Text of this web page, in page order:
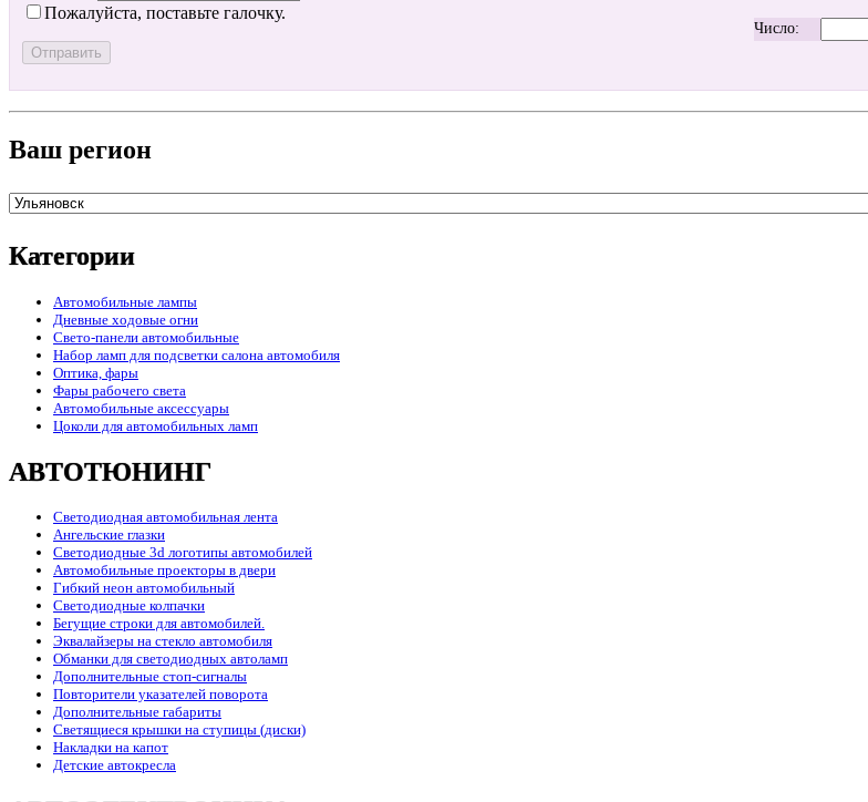
Пожалуйста, поставьте галочку.
Число:
Ваш регион
Категории
Автомобильные лампы
Дневные ходовые огни
Свето-панели автомобильные
Набор ламп для подсветки салона автомобиля
Оптика, фары
Фары рабочего света
Автомобильные аксессуары
Цоколи для автомобильных ламп
АВТОТЮНИНГ
Светодиодная автомобильная лента
Ангельские глазки
Светодиодные 3d логотипы автомобилей
Автомобильные проекторы в двери
Гибкий неон автомобильный
Светодиодные колпачки
Бегущие строки для автомобилей.
Эквалайзеры на стекло автомобиля
Обманки для светодиодных автоламп
Дополнительные стоп-сигналы
Повторители указателей поворота
Дополнительные габариты
Светящиеся крышки на ступицы (диски)
Накладки на капот
Детские автокресла